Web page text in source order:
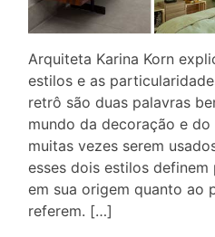
Arquiteta Karina Korn
estilos e as
retrô são duas palavras
mundo da decoração e
muitas vezes serem
esses dois estilos
em sua origem quanto ao
referem. […]